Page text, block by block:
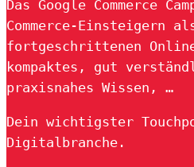
Das Google Commerce
Commerce-Einsteigern
fortgeschrittenen
kompaktes, gut
praxisnahes Wissen, …
Dein wichtigster
Digitalbranche.